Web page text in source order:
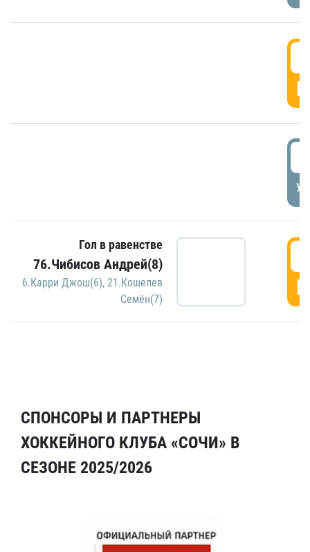
Гол в равенстве
76.Чибисов Андрей(8)
6.Карри Джош(6), 21.Кошелев
Семён(7)
СПОНСОРЫ И ПАРТНЕРЫ
ХОККЕЙНОГО КЛУБА «СОЧИ» В
СЕЗОНЕ 2025/2026